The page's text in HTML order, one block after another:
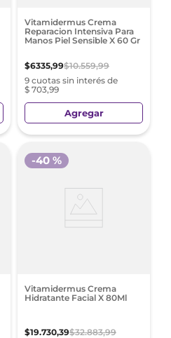
Vitamidermus Crema
Reparacion Intensiva Para
Manos Piel Sensible X 60 Gr
$6335,99$10.559,99
9 cuotas sin interés de
$ 703,99
Agregar
Vitamidermus Crema
Hidratante Facial X 80Ml
$19.730,39$32.883,99
-40 %